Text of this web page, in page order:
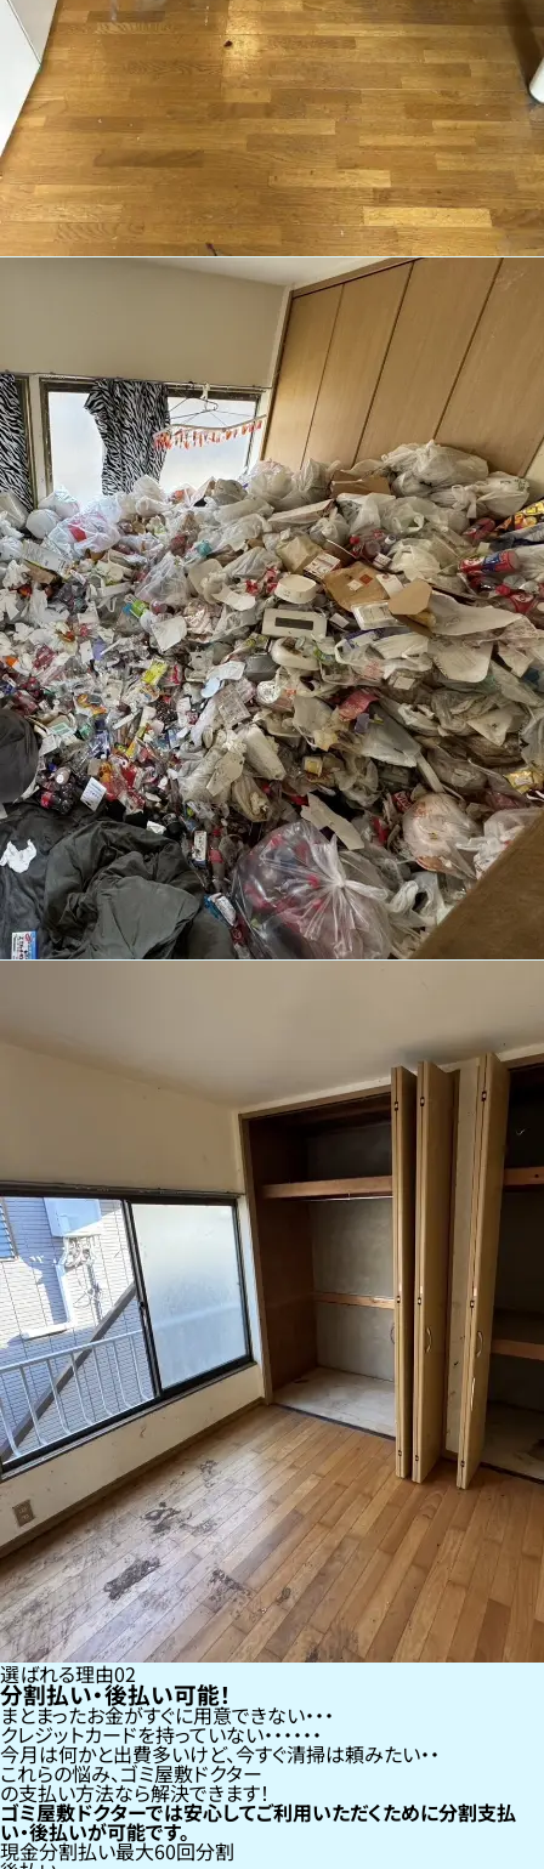
選ばれる理由02
分割払い・後払い可能！
まとまったお金がすぐに用意できない
クレジットカードを持っていない・・・
今月は何かと出費多いけど、今すぐ清掃は頼みたい
これらの悩み、ゴミ屋敷ドクター
の支払い方法なら解決できます！
ゴミ屋敷ドクターでは安心してご利用いただくために分割支払
い・後払いが可能です。
現金分割払い最大60回分割